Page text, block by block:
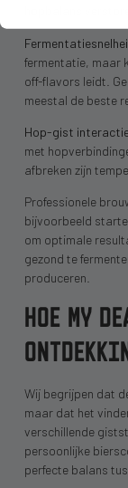
fermentatie, maar
off-flavors leidt.
meestal de beste
Hop-gist
met
afbreken zijn
Professionele
bijvoorbeeld
om optimale
gezond te
produceren.
HOE MY
Wij begrijpen dat
maar dat het
verschillende
persoonlijke
perfecte balans